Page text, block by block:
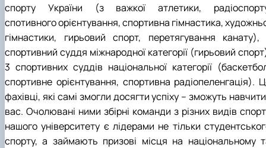
спорту України (з важкої атлетики,
спотивного орієнтування, спортивна гімнастика,
гімнастики, гирьовий спорт, перетягування канату),
спортивний суддя міжнародної категорії (гирьовий
3 спортивних суддів національної категорії
спортивне орієнтування, спортивна радіопеленгація).
фахівці, які самі змогли досягти успіху – зможуть навчити
вас. Очолювані ними збірні команди з різних видів
нашого університету є лідерами не тільки
спорту, а займають призові місця на національному